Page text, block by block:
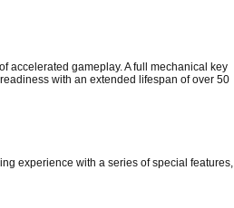
accelerated gameplay. A full mechanical key
with an extended lifespan of over 50
experience with a series of special features,